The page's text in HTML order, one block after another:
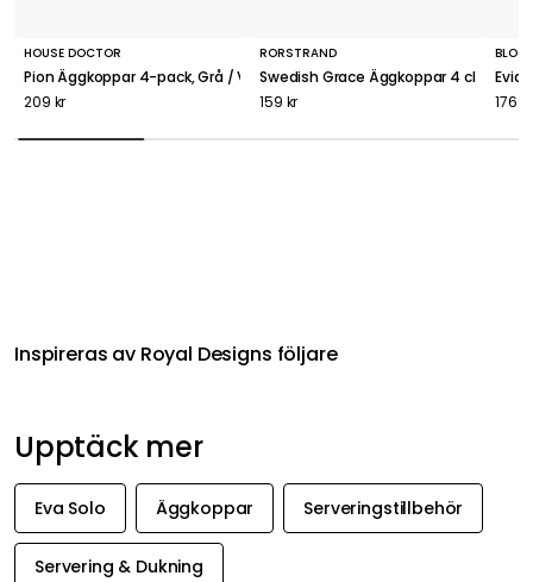
HOUSE DOCTOR
Pion Äggkoppar 4-pack, Grå / Vit
209 kr
RÖRSTRAND
Swedish Grace Äggkoppar 4 cl 2-
159 kr
176 kr
Inspireras av Royal Designs följare
Upptäck mer
Eva Solo Äggkoppar Serveringstillbehör
Servering & Dukning